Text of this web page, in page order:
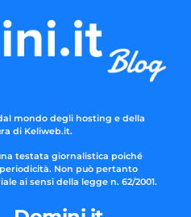
mondo degli hosting e della
di Keliweb.it.
testata giornalistica poiché
Non può pertanto
ai sensi della legge n. 62/2001.